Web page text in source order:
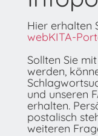
Hier erhalten
webKITA-
Sollten Sie
werden,
und unseren
erhalten.
postalisch
weiteren